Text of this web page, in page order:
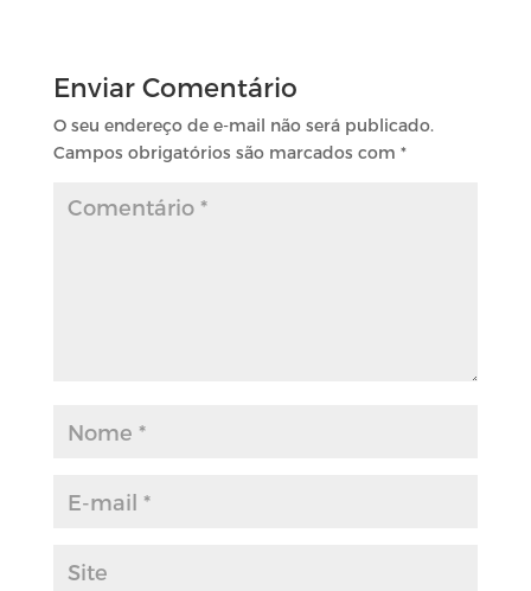
Enviar Comentário
O seu endereço de e-mail não será publicado.
Campos obrigatórios são marcados com *